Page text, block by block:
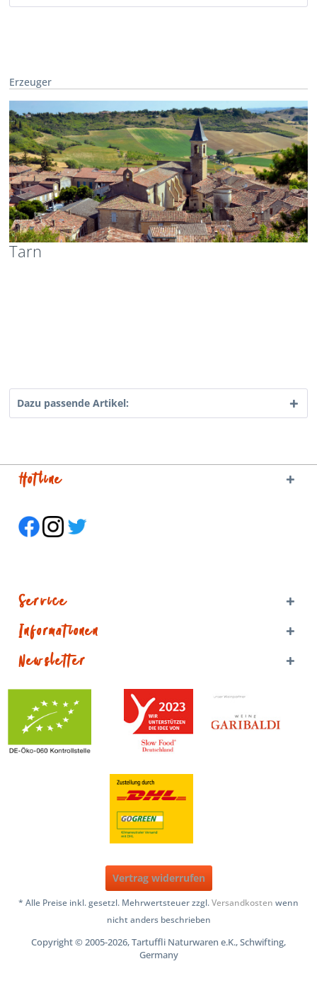
Erzeuger
Tarn
Dazu passende Artikel:
Hotline
Service
Informationen
Newsletter
Vertrag widerrufen
* Alle Preise inkl. gesetzl. Mehrwertsteuer zzgl.Versandkosten wenn
nicht anders beschrieben
Copyright © 2005-2026, Tartuffli Naturwaren e.K., Schwifting,
Germany